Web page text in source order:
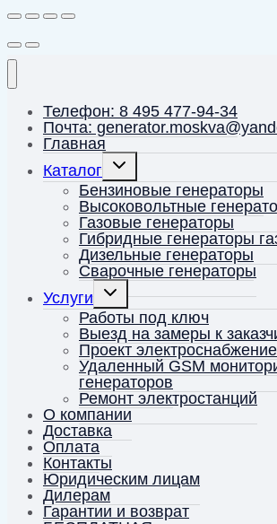
Телефон: 8 495 477-94-34
Почта:
Главная
Каталог
Переключить
меню
Бензиновые генераторы
Высоковольтные
Газовые генераторы
Гибридные генераторы
Дизельные генераторы
Сварочные генераторы
Услуги
Переключить
дочернее
меню
Работы под ключ
Выезд на замеры к
Проект
Удаленный GSM
генераторов
Ремонт электростанций
О компании
Доставка
Оплата
Контакты
Юридическим лицам
Дилерам
Гарантии и возврат